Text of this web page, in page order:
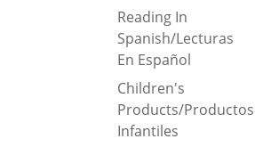
Reading In
Spanish/Lecturas
En Español
Children's
Products/Productos
Infantiles